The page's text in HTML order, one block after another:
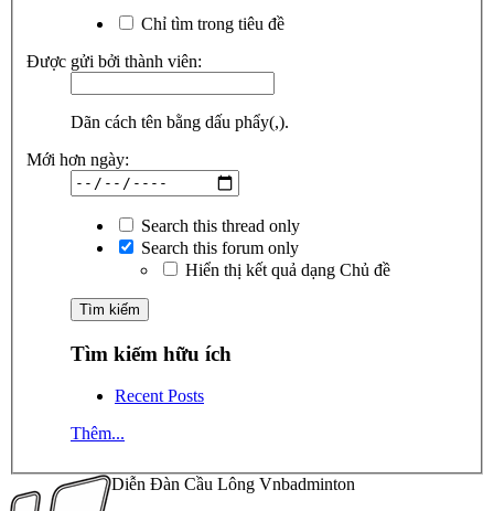
Chỉ tìm trong tiêu đề
Được gửi bởi thành viên:
Dãn cách tên bằng dấu phẩy(,).
Mới hơn ngày:
Search this thread only
Search this forum only
Hiển thị kết quả dạng Chủ đề
Tìm kiếm hữu ích
Recent Posts
Thêm...
Diễn Đàn Cầu Lông Vnbadminton